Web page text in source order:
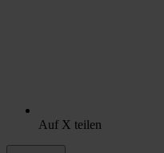
Auf X teilen